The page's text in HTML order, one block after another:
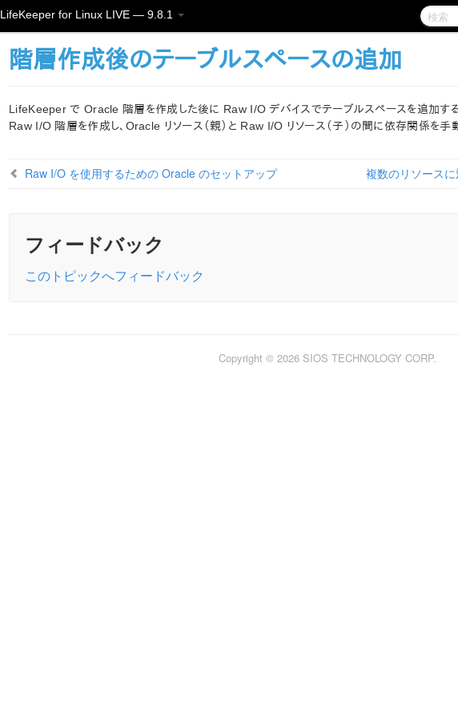
LifeKeeper for Linux LIVE — 9.8.1
階層作成後のテーブルスペースの追加
LifeKeeper で Oracle 階層を作成した後に Raw I/O デバイスでテーブルスペースを追加す
Raw I/O 階層を作成し、Oracle リソース（親）と Raw I/O リソース（子）の間に依存関係を手
Raw I/O を使用するための Oracle のセットアップ 複数のリソース
フィードバック
このトピックへフィードバック
Copyright © 2026 SIOS TECHNOLOGY CORP.